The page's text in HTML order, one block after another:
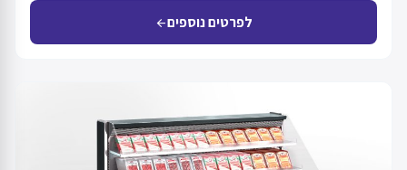
לפרטים נוספיםarrow_back